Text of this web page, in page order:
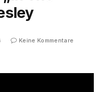
Keine Kommentare